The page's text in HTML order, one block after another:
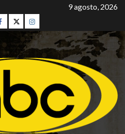
9 agosto, 2026